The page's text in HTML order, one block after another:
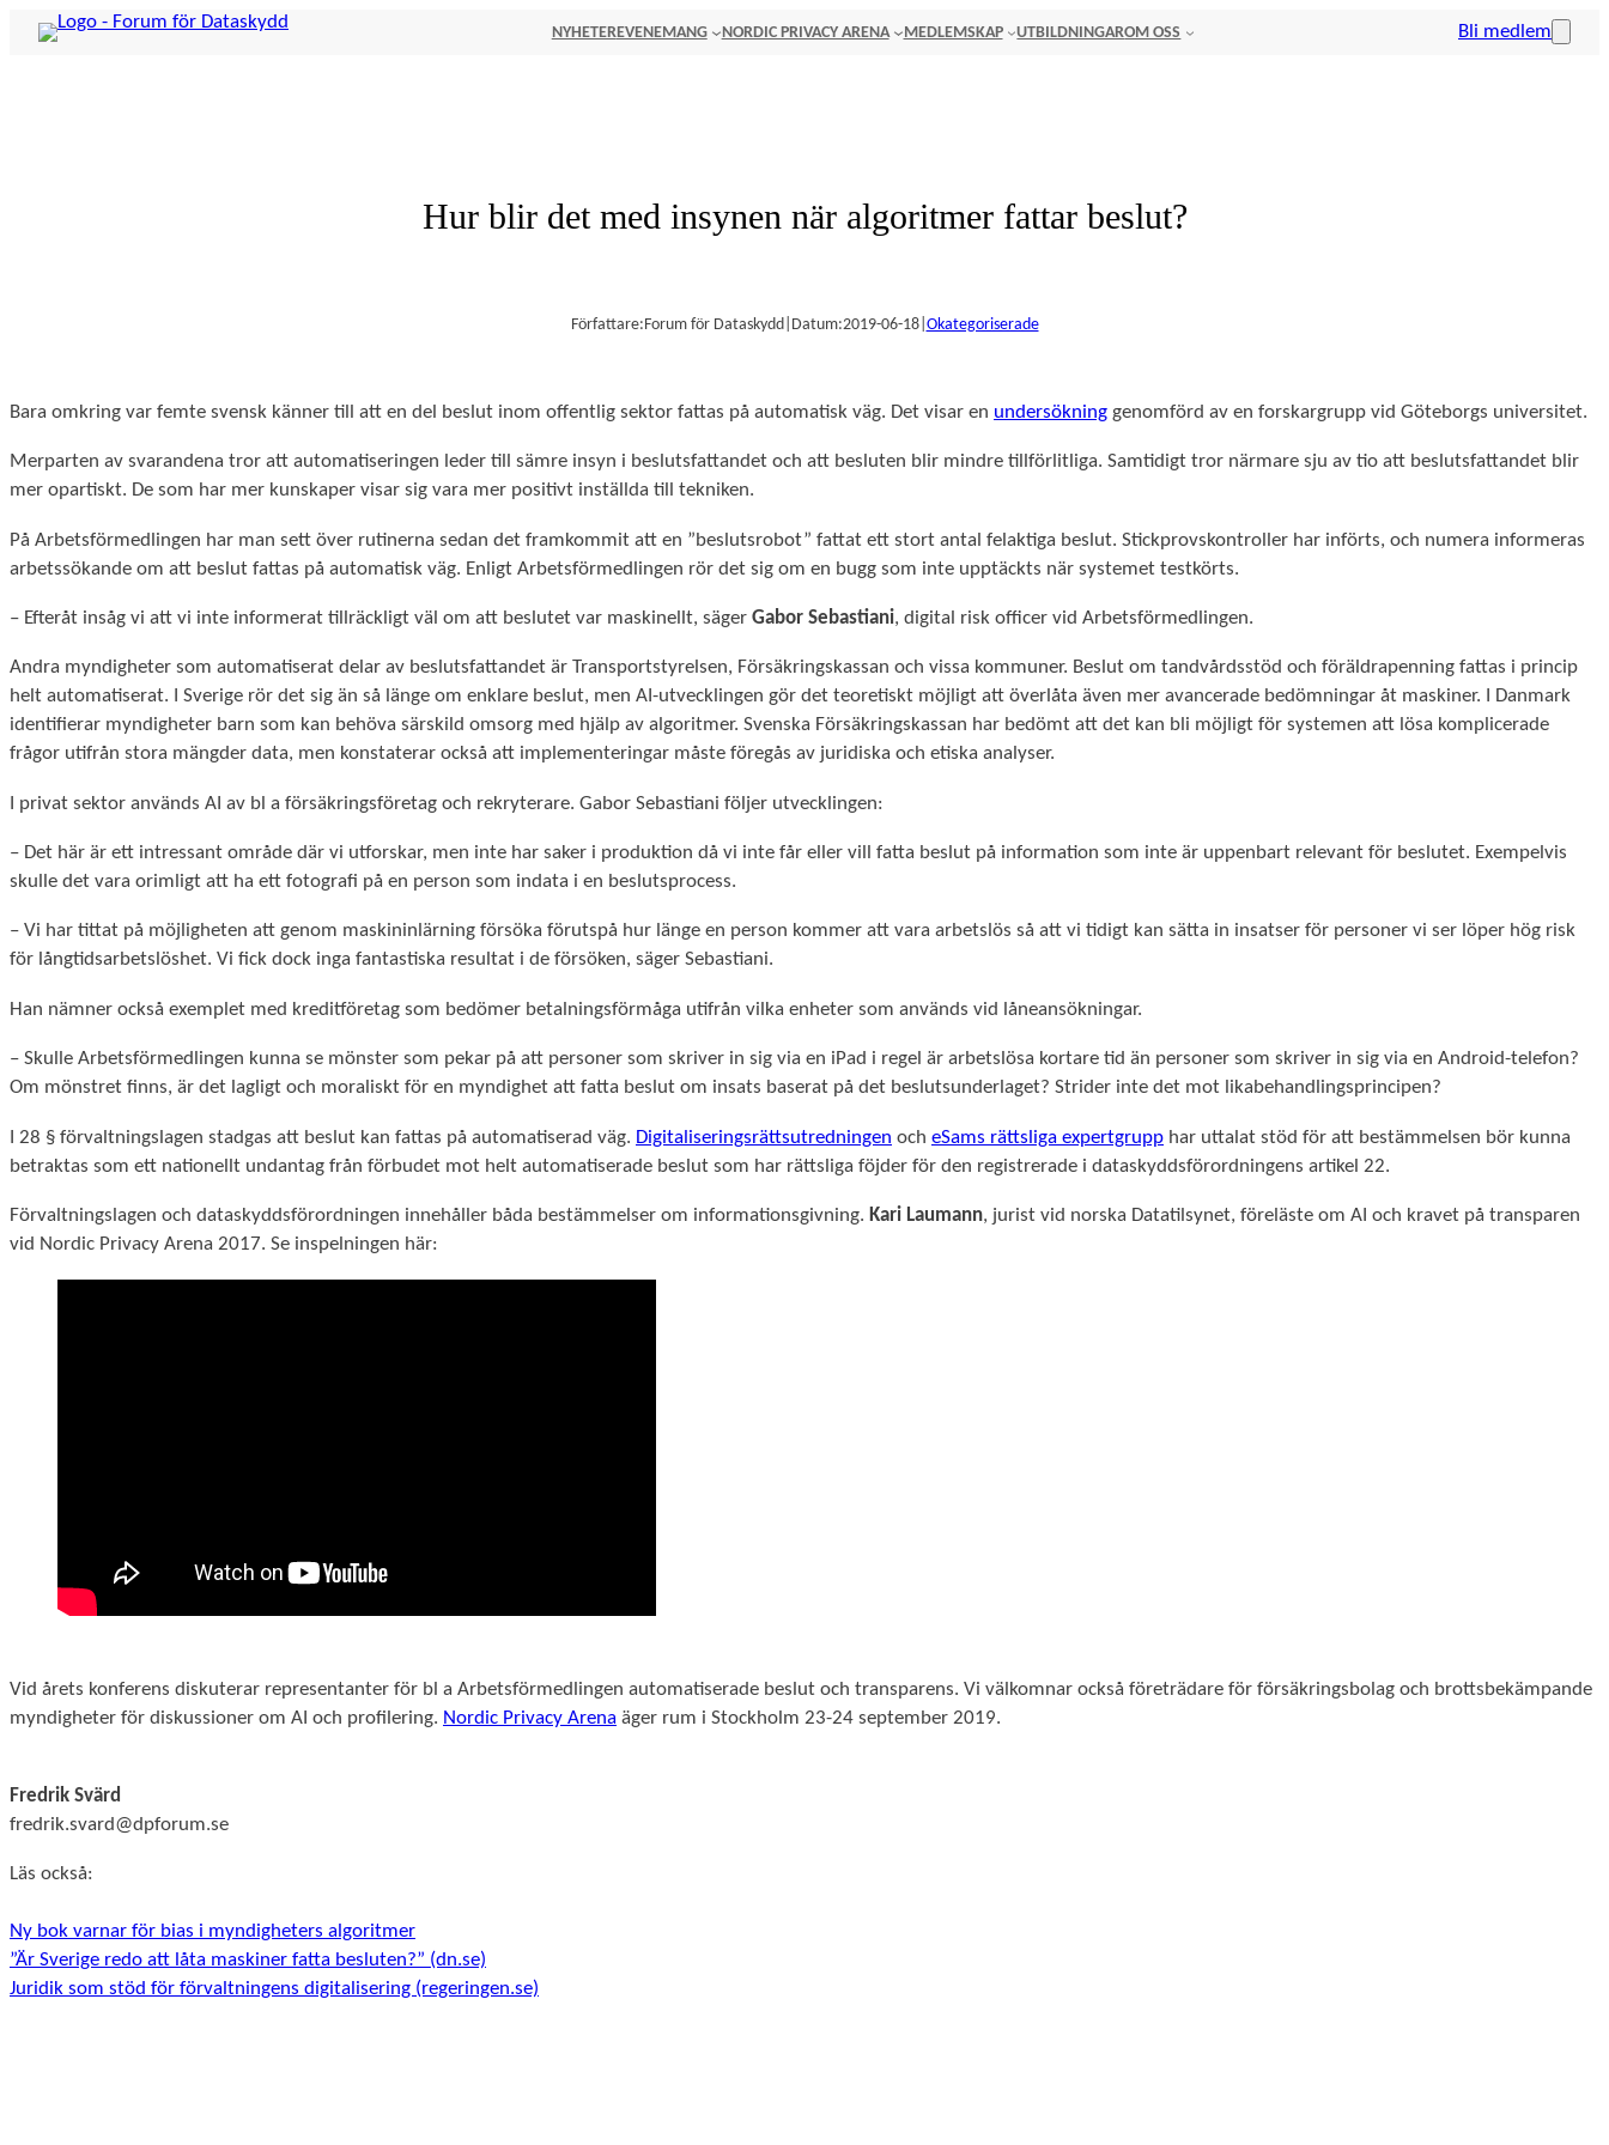
Hoppa
NYHETEREVENEMANG NORDIC PRIVACY ARENA MEDLEMSKAP UTBILDNINGAROM OSS Bli medlem
Hur blir det med insynen när algoritmer fattar beslut?
Författare:Forum för Dataskydd| Datum:2019-06-18| Okategoriserade
Bara omkring var femte svensk känner till att en del beslut inom offentlig sektor fattas på automatisk väg. Det visar en undersökning genomförd av en forskargrupp vid Göteborgs universitet.
Merparten av svarandena tror att automatiseringen leder till sämre insyn i beslutsfattandet och att besluten blir mindre tillförlitliga. Samtidigt tror närmare sju av tio att beslutsfattandet blir
mer opartiskt. De som har mer kunskaper visar sig vara mer positivt inställda till tekniken.
På Arbetsförmedlingen har man sett över rutinerna sedan det framkommit att en ”beslutsrobot” fattat ett stort antal felaktiga beslut. Stickprovskontroller har införts, och numera informeras
arbetssökande om att beslut fattas på automatisk väg. Enligt Arbetsförmedlingen rör det sig om en bugg som inte upptäckts när systemet testkörts.
– Efteråt insåg vi att vi inte informerat tillräckligt väl om att beslutet var maskinellt, säger Gabor Sebastiani, digital risk officer vid Arbetsförmedlingen.
Andra myndigheter som automatiserat delar av beslutsfattandet är Transportstyrelsen, Försäkringskassan och vissa kommuner. Beslut om tandvårdsstöd och föräldrapenning fattas i princip
helt automatiserat. I Sverige rör det sig än så länge om enklare beslut, men AI-utvecklingen gör det teoretiskt möjligt att överlåta även mer avancerade bedömningar åt maskiner. I Danmark
identifierar myndigheter barn som kan behöva särskild omsorg med hjälp av algoritmer. Svenska Försäkringskassan har bedömt att det kan bli möjligt för systemen att lösa komplicerade
frågor utifrån stora mängder data, men konstaterar också att implementeringar måste föregås av juridiska och etiska analyser.
I privat sektor används AI av bl a försäkringsföretag och rekryterare. Gabor Sebastiani följer utvecklingen:
– Det här är ett intressant område där vi utforskar, men inte har saker i produktion då vi inte får eller vill fatta beslut på information som inte är uppenbart relevant för beslutet. Exempelvis
skulle det vara orimligt att ha ett fotografi på en person som indata i en beslutsprocess.
– Vi har tittat på möjligheten att genom maskininlärning försöka förutspå hur länge en person kommer att vara arbetslös så att vi tidigt kan sätta in insatser för personer vi ser löper hög risk
för långtidsarbetslöshet. Vi fick dock inga fantastiska resultat i de försöken, säger Sebastiani.
Han nämner också exemplet med kreditföretag som bedömer betalningsförmåga utifrån vilka enheter som används vid låneansökningar.
– Skulle Arbetsförmedlingen kunna se mönster som pekar på att personer som skriver in sig via en iPad i regel är arbetslösa kortare tid än personer som skriver in sig via en Android-telefon?
Om mönstret finns, är det lagligt och moraliskt för en myndighet att fatta beslut om insats baserat på det beslutsunderlaget? Strider inte det mot likabehandlingsprincipen?
I 28 § förvaltningslagen stadgas att beslut kan fattas på automatiserad väg. Digitaliseringsrättsutredningen och eSams rättsliga expertgrupp har uttalat stöd för att bestämmelsen bör kunna
betraktas som ett nationellt undantag från förbudet mot helt automatiserade beslut som har rättsliga föjder för den registrerade i dataskyddsförordningens artikel 22.
Förvaltningslagen och dataskyddsförordningen innehåller båda bestämmelser om informationsgivning. Kari Laumann, jurist vid norska Datatilsynet, föreläste om AI och kravet på transparen
vid Nordic Privacy Arena 2017. Se inspelningen här:
Vid årets konferens diskuterar representanter för bl a Arbetsförmedlingen automatiserade beslut och transparens. Vi välkomnar också företrädare för försäkringsbolag och brottsbekämpande
myndigheter för diskussioner om AI och profilering. Nordic Privacy Arena äger rum i Stockholm 23-24 september 2019.
Fredrik Svärd
fredrik.svard@dpforum.se
Läs också:
Ny bok varnar för bias i myndigheters algoritmer
”Är Sverige redo att låta maskiner fatta besluten?” (dn.se)
Juridik som stöd för förvaltningens digitalisering (regeringen.se)